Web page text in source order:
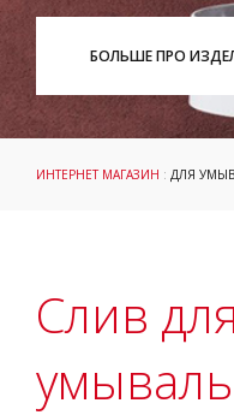
БОЛЬШЕ ПРО
ИНТЕРНЕТ МАГАЗИН : ДЛЯ
Слив для